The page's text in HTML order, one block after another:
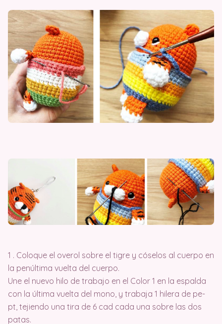
1 . Coloque el overol sobre el tigre y cóselos al cuerpo en
la penúltima vuelta del cuerpo.
Une el nuevo hilo de trabajo en el Color 1 en la espalda
con la última vuelta del mono, y trabaja 1 hilera de pe-
pt, tejiendo una tira de 6 cad cada una sobre las dos
patas.